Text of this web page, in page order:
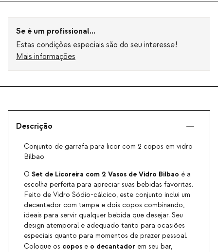
Se é um profissional...
Estas condições especiais são do seu interesse!
Mais informações
Descrição
Conjunto de garrafa para licor com 2 copos em vidro
Bilbao
O Set de Licoreira com 2 Vasos de Vidro Bilbao é a
escolha perfeita para apreciar suas bebidas favoritas.
Feito de Vidro Sódio-cálcico, este conjunto inclui um
decantador com tampa e dois copos combinando,
ideais para servir qualquer bebida que desejar. Seu
design atemporal é adequado tanto para ocasiões
especiais quanto para momentos de prazer pessoal.
Coloque os copos e o decantador em seu bar,